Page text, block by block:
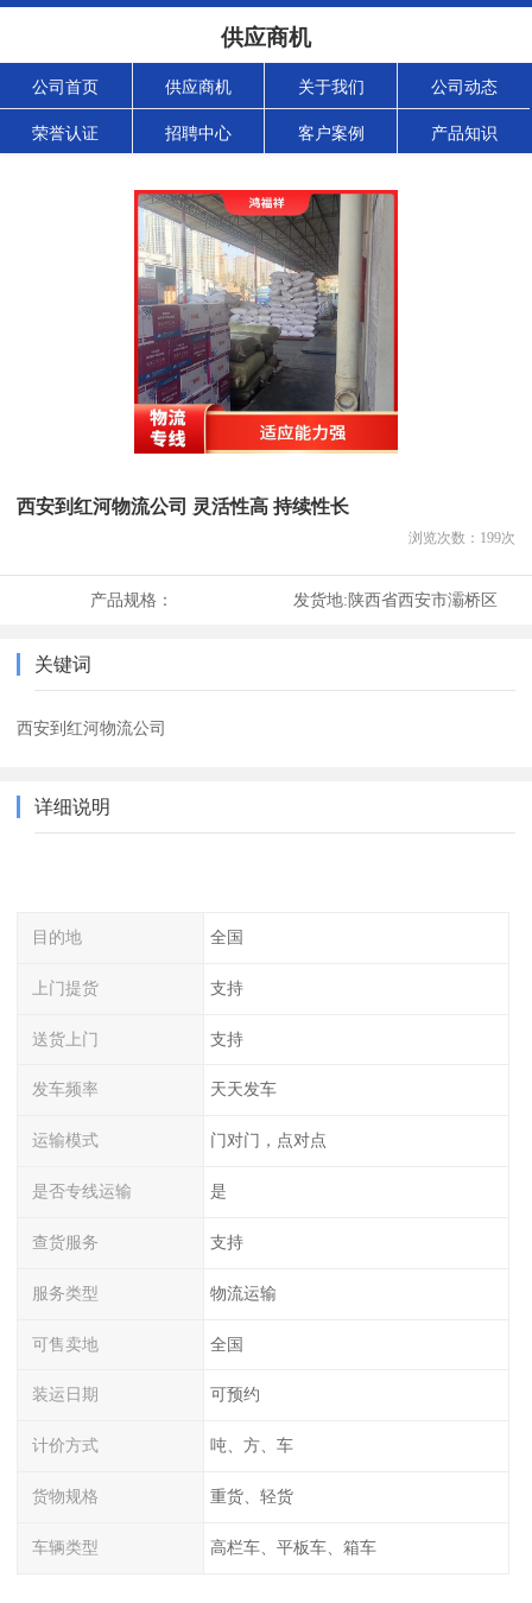
供应商机
公司首页 供应商机 关于我们 公司动态
荣誉认证 招聘中心 客户案例 产品知识
西安到红河物流公司 灵活性高 持续性长
浏览次数： 199次
产品规格： 发货地:陕西省西安市灞桥区
关键词
西安到红河物流公司
详细说明
目的地 全国
上门提货 支持
送货上门 支持
发车频率 天天发车
运输模式 门对门，点对点
是否专线运输 是
查货服务 支持
服务类型 物流运输
可售卖地 全国
装运日期 可预约
计价方式 吨、方、车
货物规格 重货、轻货
车辆类型 高栏车、平板车、箱车